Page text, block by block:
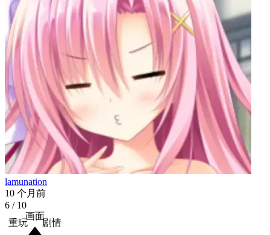
lamunation
10 个月前
6 / 10
画面
剧情
重玩